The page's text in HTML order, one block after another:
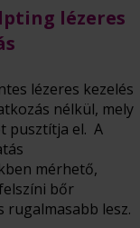
lézeres
lézeres kezelés
nélkül, mely
pusztítja el. A
mérhető,
bőr
rugalmasabb lesz.